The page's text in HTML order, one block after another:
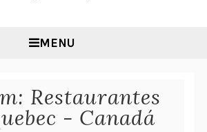
MENU
Restaurantes
- Canadá